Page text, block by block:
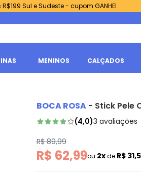
R$199 Sul e Sudeste - cupom GANHEI
MENINOS CALÇADOS
BOCA ROSA - Stick Pele
(4,0)3 avaliações
R$ 89,99
R$ 62,99ou 2xde R$